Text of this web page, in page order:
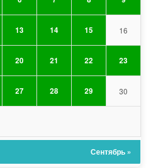
13 14 15 16
20 21 22 23
27 28 29 30
Сентябрь »